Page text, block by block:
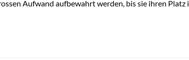
Aufwand aufbewahrt werden, bis sie ihren Platz